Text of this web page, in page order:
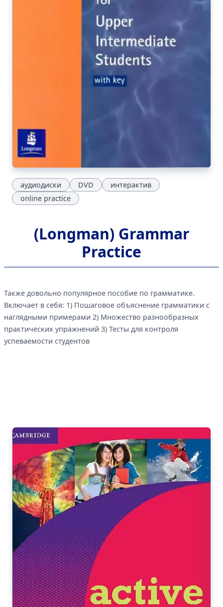
аудиодиски DVD
интерактив
online practice
(Longman) Grammar
Practice
Также довольно популярное пособие по грамматике.
Включает в себя: 1) Пошаговое объяснение грамматики с
наглядными примерами 2) Множество разнообразных
практических упражнений 3) Тесты для контроля
успеваемости студентов